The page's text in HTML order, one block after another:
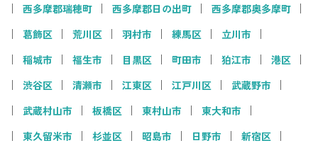
西多摩郡瑞穂町
西多摩郡日の出町
西多摩郡奥多摩町
葛飾区
荒川区 羽村市 練馬区
立川市
稲城市
福生市 目黒区 町田市 狛江市
港区
渋谷区
清瀬市 江東区 江戸川区
武蔵野市
武蔵村山市
板橋区 東村山市
東大和市
東久留米市
杉並区 昭島市 日野市
新宿区